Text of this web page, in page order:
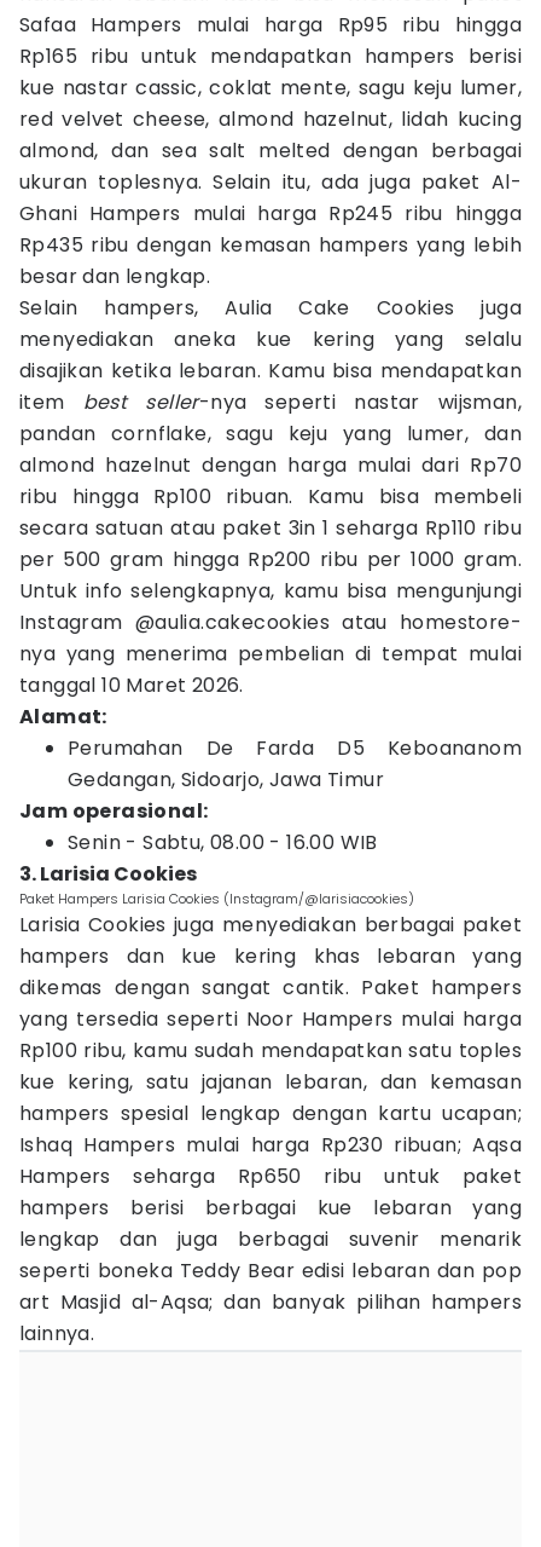
Safaa Hampers mulai harga Rp95 ribu hingga
Rp165 ribu untuk mendapatkan hampers berisi
kue nastar cassic, coklat mente, sagu keju lumer,
red velvet cheese, almond hazelnut, lidah kucing
almond, dan sea salt melted dengan berbagai
ukuran toplesnya. Selain itu, ada juga paket Al-
Ghani Hampers mulai harga Rp245 ribu hingga
Rp435 ribu dengan kemasan hampers yang lebih
besar dan lengkap.
Selain hampers, Aulia Cake Cookies juga
menyediakan aneka kue kering yang selalu
disajikan ketika lebaran. Kamu bisa mendapatkan
item best seller-nya seperti nastar wijsman,
pandan cornflake, sagu keju yang lumer, dan
almond hazelnut dengan harga mulai dari Rp70
ribu hingga Rp100 ribuan. Kamu bisa membeli
secara satuan atau paket 3in 1 seharga Rp110 ribu
per 500 gram hingga Rp200 ribu per 1000 gram.
Untuk info selengkapnya, kamu bisa mengunjungi
Instagram @aulia.cakecookies atau homestore-
nya yang menerima pembelian di tempat mulai
tanggal 10 Maret 2026.
Alamat:
Perumahan De Farda D5 Keboananom
Gedangan, Sidoarjo, Jawa Timur
Jam operasional:
Senin - Sabtu, 08.00 - 16.00 WIB
3. Larisia Cookies
Paket Hampers Larisia Cookies (Instagram/@larisiacookies)
Larisia Cookies juga menyediakan berbagai paket
hampers dan kue kering khas lebaran yang
dikemas dengan sangat cantik. Paket hampers
yang tersedia seperti Noor Hampers mulai harga
Rp100 ribu, kamu sudah mendapatkan satu toples
kue kering, satu jajanan lebaran, dan kemasan
hampers spesial lengkap dengan kartu ucapan;
Ishaq Hampers mulai harga Rp230 ribuan; Aqsa
Hampers seharga Rp650 ribu untuk paket
hampers berisi berbagai kue lebaran yang
lengkap dan juga berbagai suvenir menarik
seperti boneka Teddy Bear edisi lebaran dan pop
art Masjid al-Aqsa; dan banyak pilihan hampers
lainnya.